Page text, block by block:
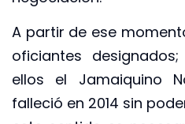
A partir de ese
oficiantes
ellos el Jamaiquino
falleció en 2014 sin